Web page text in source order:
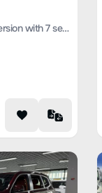
Tank 500 2022 sports version with 7 seats